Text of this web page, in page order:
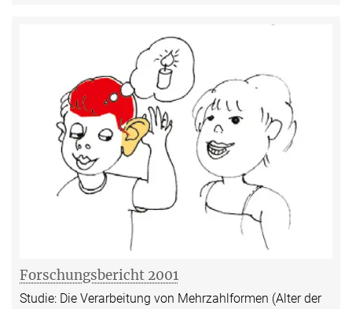
Forschungsbericht 2001
Studie: Die Verarbeitung von Mehrzahlformen (Alter der